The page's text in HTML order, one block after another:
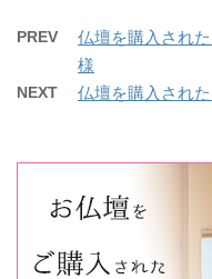
PREV
仏壇を購入され
様
NEXT 仏壇を購入され